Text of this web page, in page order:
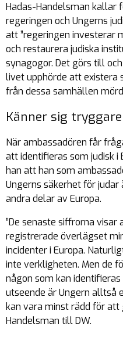
Hadas-Handelsman kallar
regeringen och Ungerns
att ”regeringen investerar
och restaurera judiska
synagogor. Det görs till
livet upphörde att existera
från dessa samhällen
Känner sig
När ambassadören får
att identifieras som judisk i
han att han som
Ungerns säkerhet för
andra delar av Europa.
”De senaste siffrorna
registrerade överlägset
incidenter i Europa.
inte verkligheten. Men de
någon som kan
utseende är Ungern alltså
kan vara minst rädd för att
Handelsman till DW.